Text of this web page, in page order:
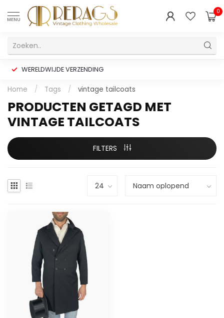
MENU
0
WERELDWIJDE VERZENDING
Home / Tags / vintage tailcoats
PRODUCTEN GETAGD MET
VINTAGE TAILCOATS
FILTERS